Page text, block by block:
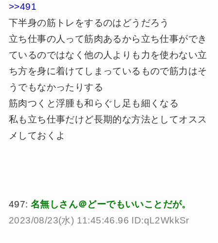
>>491
下半身の筋トレをするのはどうだろう
立ち仕事の人って筋肉あるから立ち仕事ができ
ているのではなく他の人よりも力を使わない立
ち方を身に着けてしまっているもので筋力はそ
うでもなかったりする
筋肉つくと浮腫も和らぐし足も細くなる
私も立ち仕事だけど長期的な方法としてオスス
メしておくよ
497: 名無しさん＠どーでもいいことだが。
2023/08/23(水) 11:45:46.96 ID:qL2WkkSr